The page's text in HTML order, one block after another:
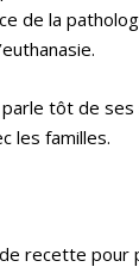
de la
tôt de ses
les familles.
recette pour